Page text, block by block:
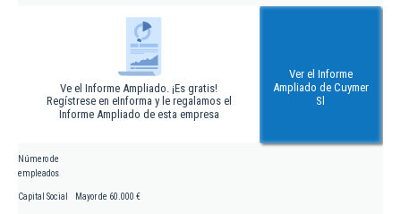
Ve el Informe Ampliado. ¡Es gratis!
Regístrese en eInforma y le regalamos el
Informe Ampliado de esta empresa
Ver el Informe
Ampliado de Cuymer
Sl
Número de
empleados
Capital Social Mayor de 60.000 €